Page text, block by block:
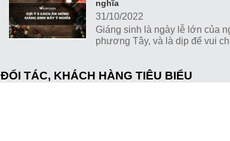
tác trực tiếp với khách hàng và
hình ảnh thương hiệu.
nghĩa
31/10/2022
Giáng sinh là ngày lễ lớn của
phương Tây, và là dịp để vui
những ý tưởng ăn mừng Giáng
ĐỐI TÁC, KHÁCH HÀNG TIÊU BIỂU